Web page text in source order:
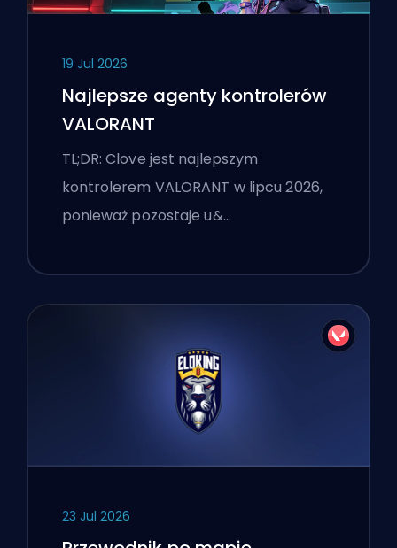
19 Jul 2026
Najlepsze agenty kontrolerów
VALORANT
TL;DR: Clove jest najlepszym
kontrolerem VALORANT w lipcu 2026,
ponieważ pozostaje u&…
23 Jul 2026